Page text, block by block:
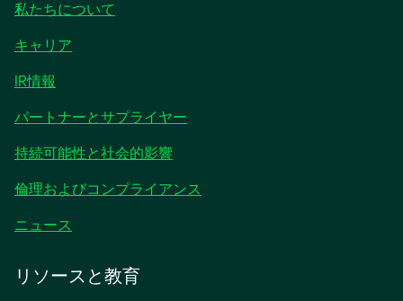
私たちについて
キャリア
IR情報
パートナーとサプライヤー
持続可能性と社会的影響
倫理およびコンプライアンス
ニュース
リソースと教育